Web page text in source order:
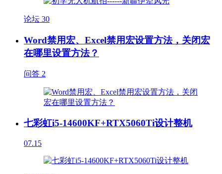
论坛 30
Word禁用宏、Excel禁用宏设置方法，关闭宏
在哪里设置方法？
问答 2
七彩虹i5-14600KF+RTX5060Ti设计整机
07.15